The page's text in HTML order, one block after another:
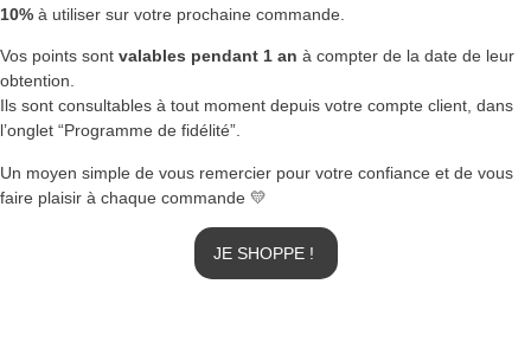
10% à utiliser sur votre prochaine commande.
Vos points sont valables pendant 1 an à compter de la date de leur
obtention.
Ils sont consultables à tout moment depuis votre compte client, dans
l’onglet “Programme de fidélité”.
Un moyen simple de vous remercier pour votre confiance et de vous
faire plaisir à chaque commande 💛
JE SHOPPE !